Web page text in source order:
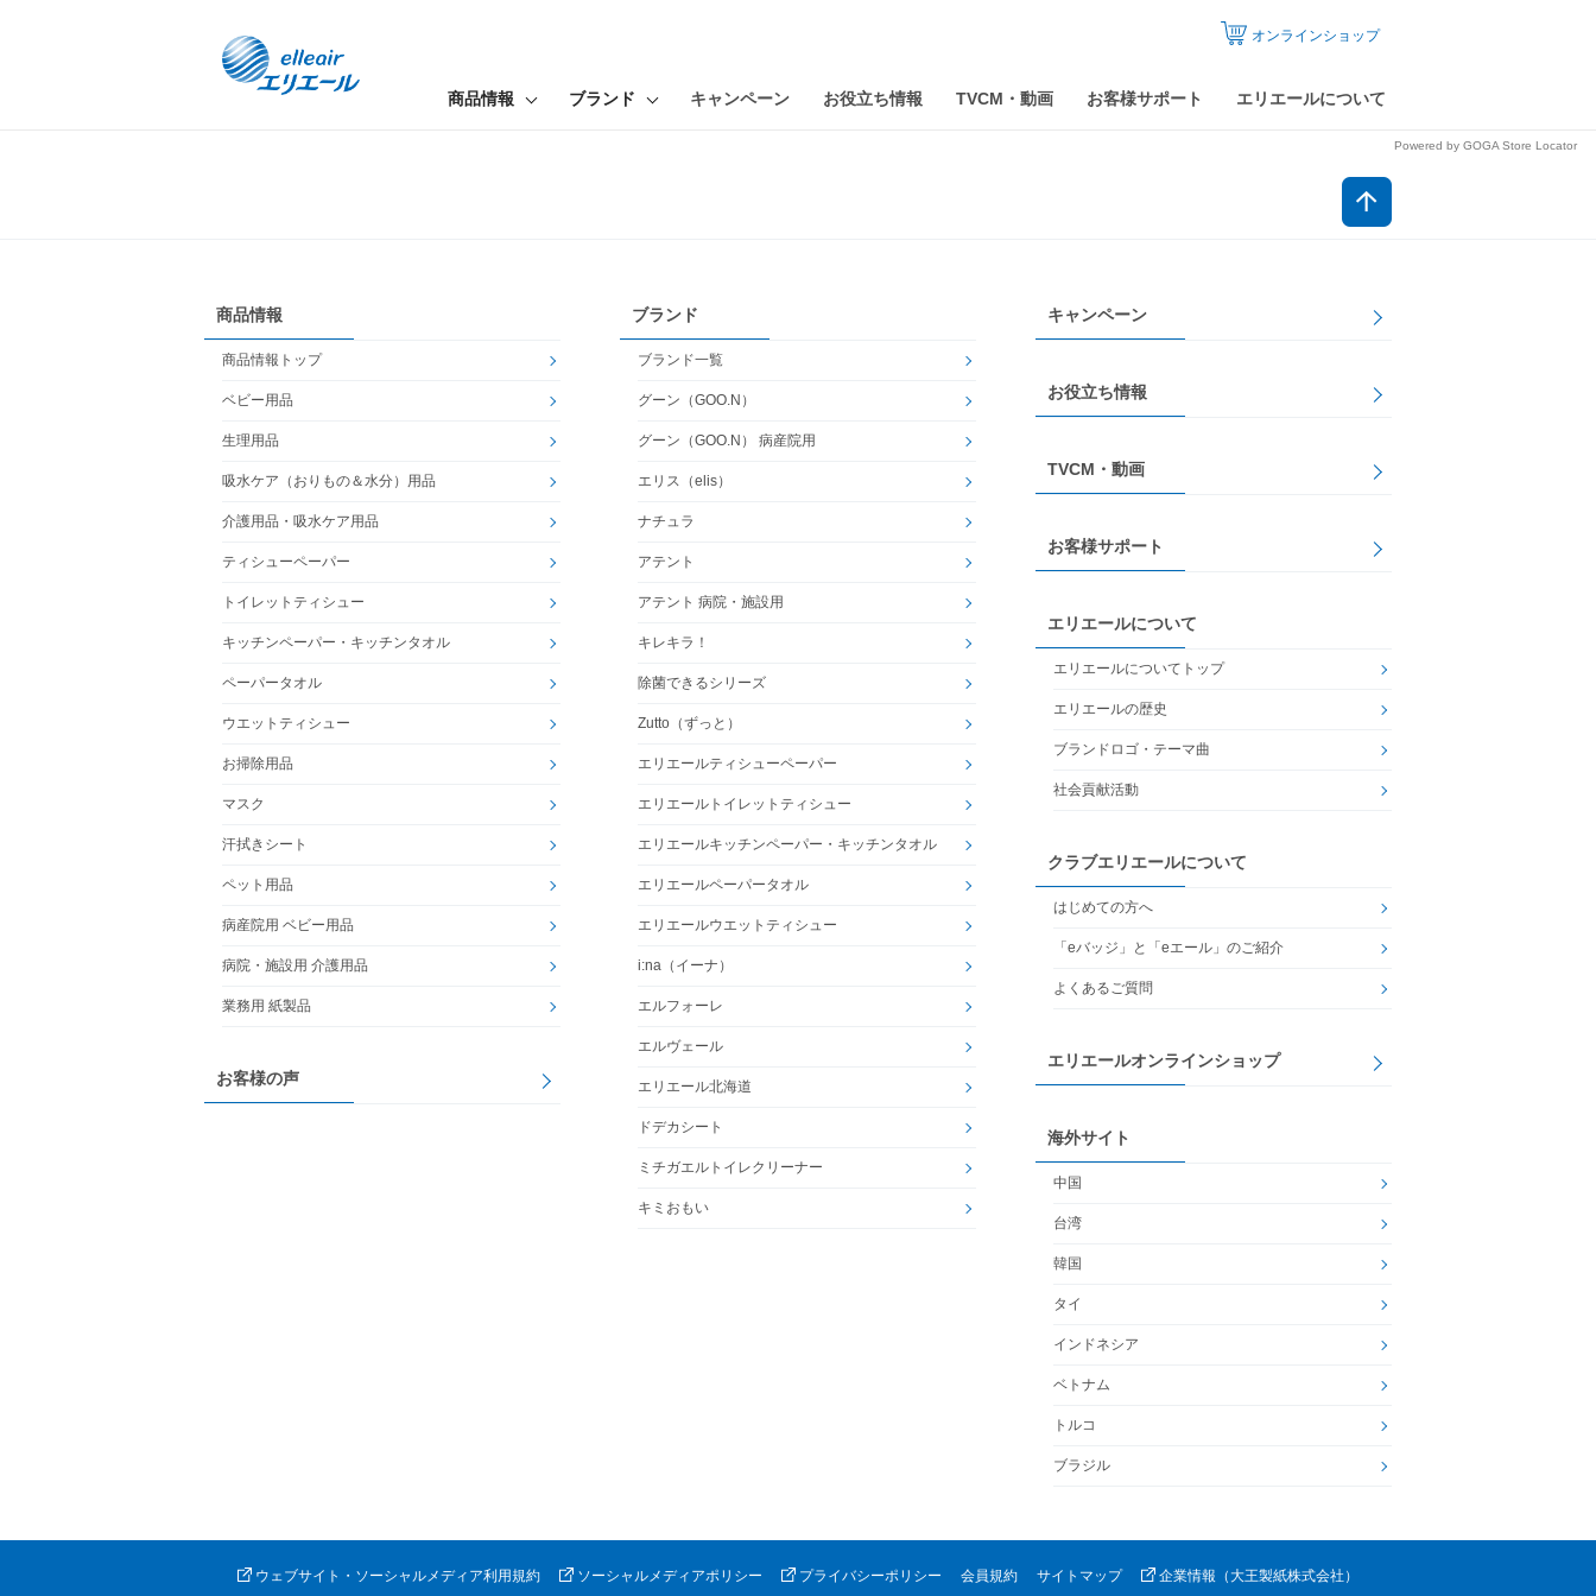
商品情報 ブランド キャンペーン お役立ち情報 TVCM・動画 お客様サポート エリエールについて
オンラインショップ
Powered by GOGA Store Locator
商品情報
商品情報トップ
ベビー用品
生理用品
吸水ケア（おりもの＆水分）用品
介護用品・吸水ケア用品
ティシューペーパー
トイレットティシュー
キッチンペーパー・キッチンタオル
ペーパータオル
ウエットティシュー
お掃除用品
マスク
汗拭きシート
ペット用品
病産院用 ベビー用品
病院・施設用 介護用品
業務用 紙製品
お客様の声
ブランド
ブランド一覧
グーン（GOO.N）
グーン（GOO.N） 病産院用
エリス（elis）
ナチュラ
アテント
アテント 病院・施設用
キレキラ！
除菌できるシリーズ
Zutto（ずっと）
エリエールティシューペーパー
エリエールトイレットティシュー
エリエールキッチンペーパー・キッチンタオル
エリエールペーパータオル
エリエールウエットティシュー
i:na（イーナ）
エルフォーレ
エルヴェール
エリエール北海道
ドデカシート
ミチガエルトイレクリーナー
キミおもい
キャンペーン
お役立ち情報
TVCM・動画
お客様サポート
エリエールについて
エリエールについてトップ
エリエールの歴史
ブランドロゴ・テーマ曲
社会貢献活動
クラブエリエールについて
はじめての方へ
「eバッジ」と「eエール」のご紹介
よくあるご質問
エリエールオンラインショップ
海外サイト
中国
台湾
韓国
タイ
インドネシア
ベトナム
トルコ
ブラジル
ウェブサイト・ソーシャルメディア利用規約 ソーシャルメディアポリシー プライバシーポリシー 会員規約 サイトマップ 企業情報（大王製紙株式会社）